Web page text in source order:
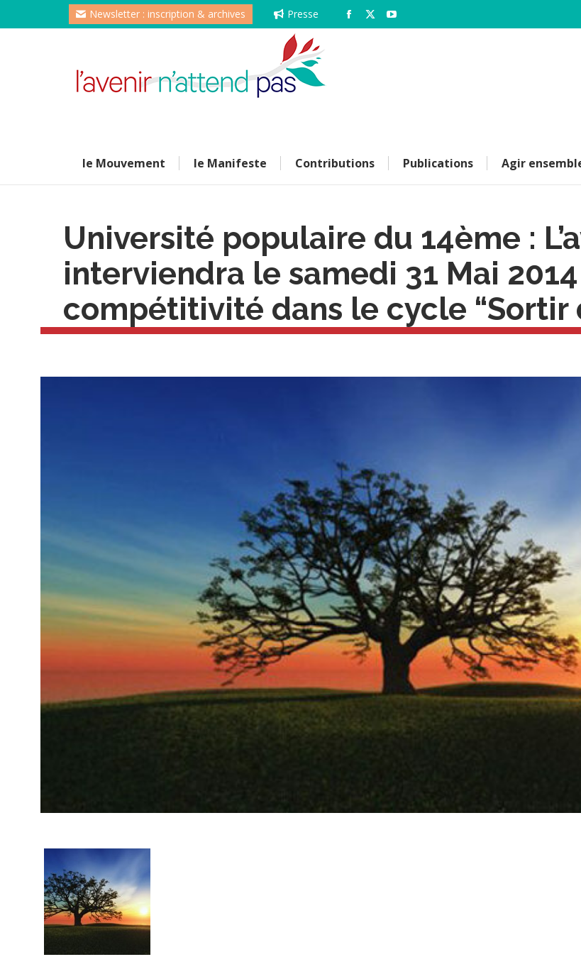
Newsletter : inscription & archives Presse
Facebook
X
YouTube
le Mouvement le Manifeste Contributions Publications Agir
Université populaire du 14ème :
interviendra le samedi 31 Mai
compétitivité dans le cycle “Sortir